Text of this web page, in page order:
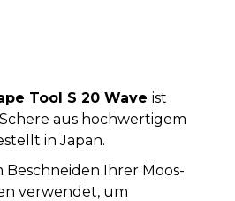
Tool S 20 Wave ist
aus hochwertigem
in Japan.
Beschneiden Ihrer Moos-
verwendet, um